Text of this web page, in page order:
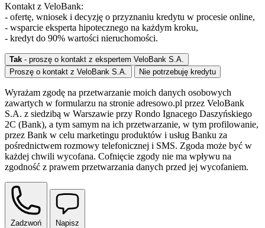
Kontakt z VeloBank:
- ofertę, wniosek i decyzję o przyznaniu kredytu w procesie online,
- wsparcie eksperta hipotecznego na każdym kroku,
- kredyt do 90% wartości nieruchomości.
Tak - proszę o kontakt z ekspertem VeloBank S.A.
Proszę o kontakt z VeloBank S.A.
Nie potrzebuję kredytu
Wyrażam zgodę na przetwarzanie moich danych osobowych
zawartych w formularzu na stronie adresowo.pl przez VeloBank
S.A. z siedzibą w Warszawie przy Rondo Ignacego Daszyńskiego
2C (Bank), a tym samym na ich przetwarzanie, w tym profilowanie,
przez Bank w celu marketingu produktów i usług Banku za
pośrednictwem rozmowy telefonicznej i SMS. Zgoda może być w
każdej chwili wycofana. Cofnięcie zgody nie ma wpływu na
zgodność z prawem przetwarzania danych przed jej wycofaniem.
Zadzwoń Napisz